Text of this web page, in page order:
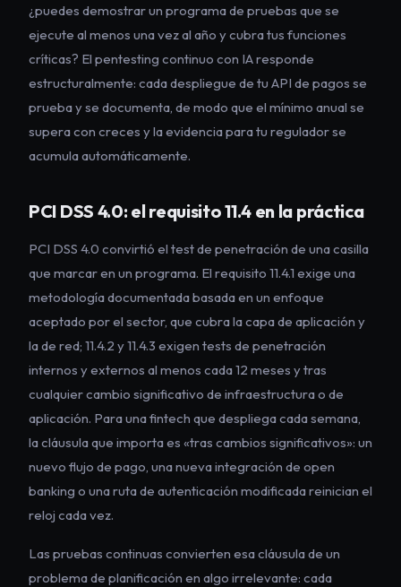
¿puedes demostrar un programa de pruebas que se
ejecute al menos una vez al año y cubra tus funciones
críticas? El pentesting continuo con IA responde
estructuralmente: cada despliegue de tu API de pagos se
prueba y se documenta, de modo que el mínimo anual se
supera con creces y la evidencia para tu regulador se
acumula automáticamente.
PCI DSS 4.0: el requisito 11.4 en la práctica
PCI DSS 4.0 convirtió el test de penetración de una casilla
que marcar en un programa. El requisito 11.4.1 exige una
metodología documentada basada en un enfoque
aceptado por el sector, que cubra la capa de aplicación y
la de red; 11.4.2 y 11.4.3 exigen tests de penetración
internos y externos al menos cada 12 meses y tras
cualquier cambio significativo de infraestructura o de
aplicación. Para una fintech que despliega cada semana,
la cláusula que importa es «tras cambios significativos»: un
nuevo flujo de pago, una nueva integración de open
banking o una ruta de autenticación modificada reinician el
reloj cada vez.
Las pruebas continuas convierten esa cláusula de un
problema de planificación en algo irrelevante: cada